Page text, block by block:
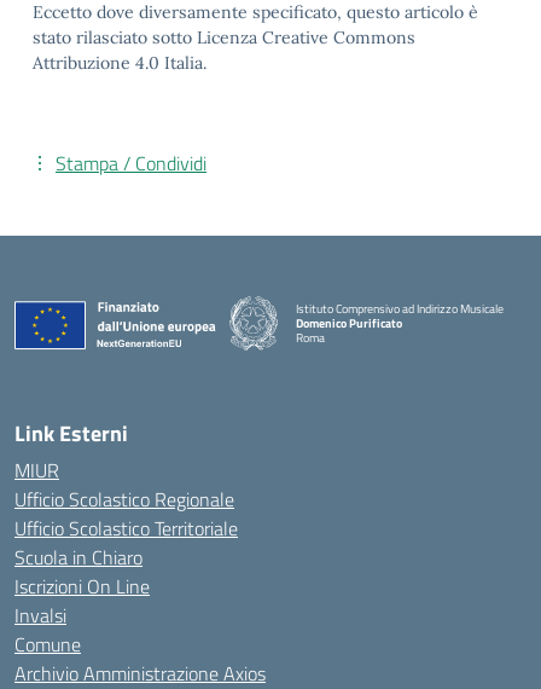
Eccetto dove diversamente specificato, questo articolo è
stato rilasciato sotto Licenza Creative Commons
Attribuzione 4.0 Italia.
Stampa / Condividi
Istituto Comprensivo ad Indirizzo Musicale
Domenico Purificato
Roma
Link Esterni
MIUR
Ufficio Scolastico Regionale
Ufficio Scolastico Territoriale
Scuola in Chiaro
Iscrizioni On Line
Invalsi
Comune
Archivio Amministrazione Axios